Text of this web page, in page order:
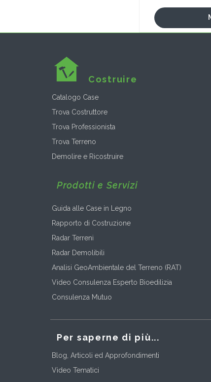
Costruire
Catalogo Case
Trova Costruttore
Trova Professionista
Trova Terreno
Demolire e Ricostruire
Prodotti e Servizi
Guida alle Case in Legno
Rapporto di Costruzione
Radar Terreni
Radar Demolibili
Analisi GeoAmbientale del Terreno (RAT)
Video Consulenza Esperto Bioedilizia
Consulenza Mutuo
Per saperne di più...
Blog, Articoli ed Approfondimenti
Video Tematici